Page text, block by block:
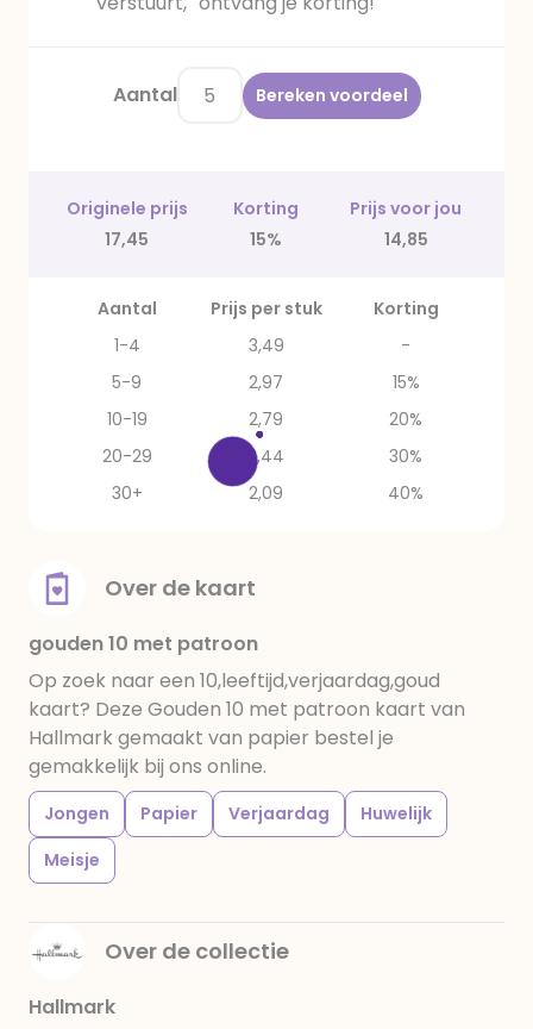
Aantal Bereken voordeel
Originele prijs Korting
Prijs voor jou
17,45
15% 14,85
Aantal Prijs per stuk
Korting
1-4
3,49
-
5-9
2,97
15%
10-19
2,79
20%
20-29
2,44
30%
30+
2,09 40%
Over de kaart
gouden 10 met patroon
Op zoek naar een 10,leeftijd,verjaardag,goud
kaart? Deze Gouden 10 met patroon kaart van
Hallmark gemaakt van papier bestel je
gemakkelijk bij ons online.
Jongen Papier Verjaardag
Huwelijk
Meisje
Over de collectie
Hallmark